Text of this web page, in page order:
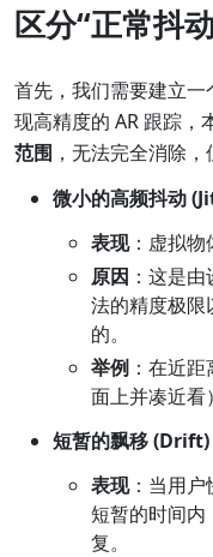
区分“正常抖
首先，我们需要建立
现高精度的 AR 跟踪，
范围 ，无法完全消除，
微小的高频抖动
表现：虚拟物
原因 ：这是
法的精度极限
的。
举例 ：在近
面上并凑近看
短暂的飘移 (Drift)
表现：当用户
短暂的时间内
复。